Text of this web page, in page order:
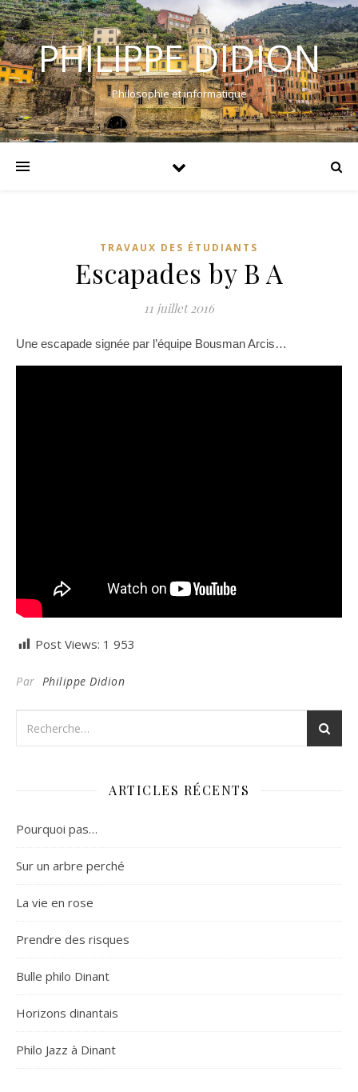
PHILIPPE DIDION
Philosophie et informatique
TRAVAUX DES ÉTUDIANTS
Escapades by B A
11 juillet 2016
Une escapade signée par l’équipe Bousman Arcis…
Post Views: 1 953
Par Philippe Didion
ARTICLES RÉCENTS
Pourquoi pas…
Sur un arbre perché
La vie en rose
Prendre des risques
Bulle philo Dinant
Horizons dinantais
Philo Jazz à Dinant